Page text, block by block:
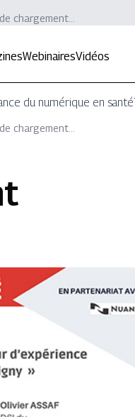
chargement...
WebinairesVidéos
du numérique en santé
chargement...